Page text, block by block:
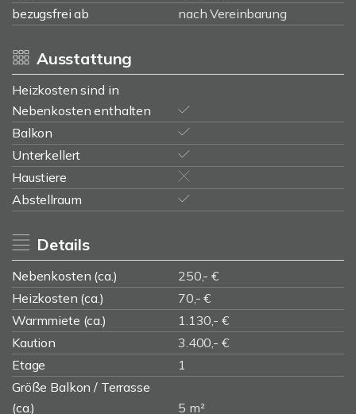
bezugsfrei ab
nach Vereinbarung
Ausstattung
Heizkosten sind in
Nebenkosten enthalten
Balkon
Unterkellert
Haustiere
Abstellraum
Details
Nebenkosten (ca.)
250,- €
Heizkosten (ca.)
70,- €
Warmmiete (ca.)
1.130,- €
Kaution
3.400,- €
Etage
1
Größe Balkon / Terrasse
(ca.)
5 m²